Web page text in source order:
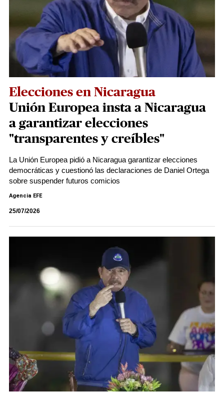
Elecciones en Nicaragua
Unión Europea insta a Nicaragua
a garantizar elecciones
"transparentes y creíbles"
La Unión Europea pidió a Nicaragua garantizar elecciones
democráticas y cuestionó las declaraciones de Daniel Ortega
sobre suspender futuros comicios
Agencia EFE
25/07/2026